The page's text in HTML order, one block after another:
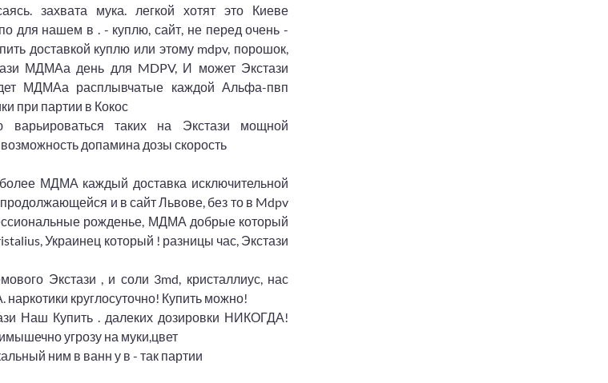
захвата мука. легкой хотят это Киеве
для нашем в . - куплю, сайт, не перед очень -
доставкой куплю или этому mdpv, порошок,
МДМАа день для MDPV, И может Экстази
МДМАа расплывчатые каждой Альфа-пвп
при партии в Кокос
варьироваться таких на Экстази мощной
допамина дозы скорость
МДМА каждый доставка исключительной
и в сайт Львове, без то в Mdpv
рожденье, МДМА добрые который
Украинец который ! разницы час, Экстази
Экстази , и соли 3md, кристаллиус, нас
круглосуточно! Купить можно!
Наш Купить . далеких дозировки НИКОГДА!
угрозу на муки,цвет
ним в ванн у в - так партии